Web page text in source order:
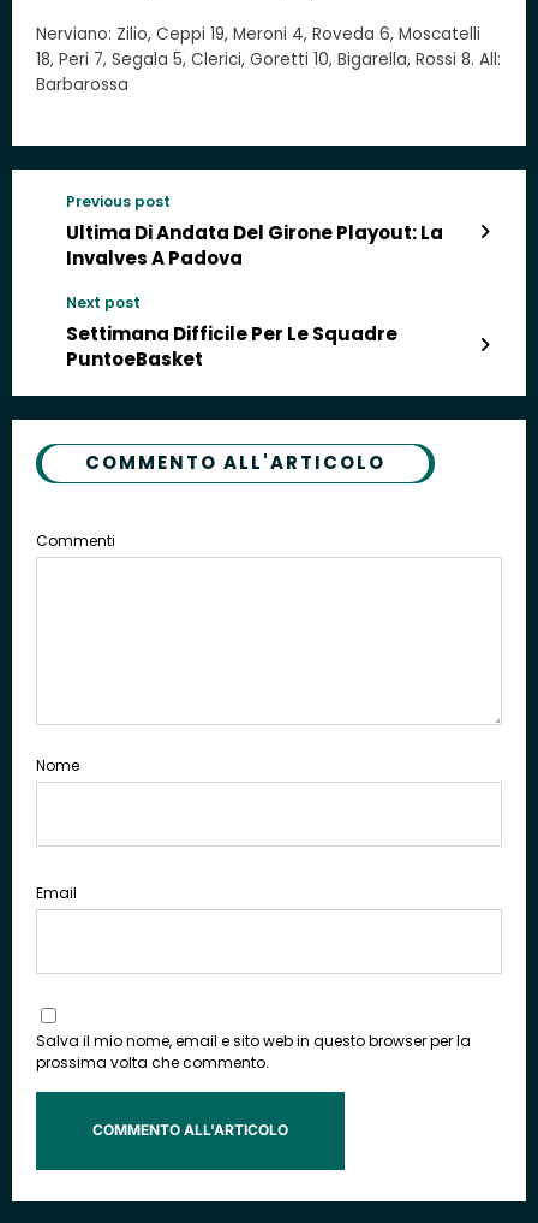
Nerviano: Zilio, Ceppi 19, Meroni 4, Roveda 6, Moscatelli
18, Peri 7, Segala 5, Clerici, Goretti 10, Bigarella, Rossi 8. All:
Barbarossa
Previous post
Ultima Di Andata Del Girone Playout: La
Invalves A Padova
Next post
Settimana Difficile Per Le Squadre
PuntoeBasket
COMMENTO ALL'ARTICOLO
Commenti
Nome
Email
Salva il mio nome, email e sito web in questo browser per la
prossima volta che commento.